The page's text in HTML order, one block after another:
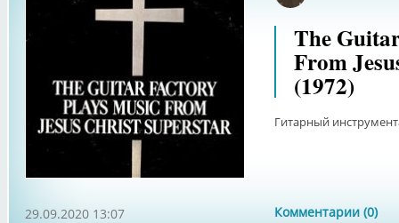
The
From
(1972)
Гитарный
Комментарии (0)
29.09.2020 13:07